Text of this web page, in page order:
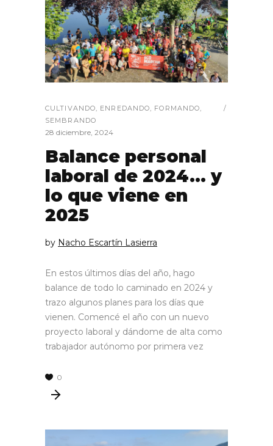
CULTIVANDO, ENREDANDO, FORMANDO,
SEMBRANDO
28 diciembre, 2024
Balance personal
laboral de 2024… y
lo que viene en
2025
by Nacho Escartín Lasierra
En estos últimos días del año, hago
balance de todo lo caminado en 2024 y
trazo algunos planes para los días que
vienen. Comencé el año con un nuevo
proyecto laboral y dándome de alta como
trabajador autónomo por primera vez
0